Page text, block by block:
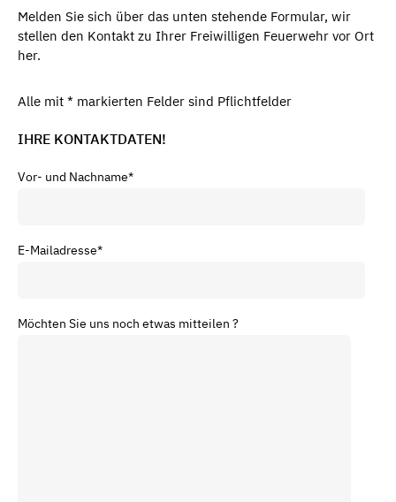
Melden Sie sich über das unten stehende Formular, wir
stellen den Kontakt zu Ihrer Freiwilligen Feuerwehr vor Ort
her.
Alle mit * markierten Felder sind Pflichtfelder
IHRE KONTAKTDATEN!
Vor- und Nachname*
E-Mailadresse*
Möchten Sie uns noch etwas mitteilen ?